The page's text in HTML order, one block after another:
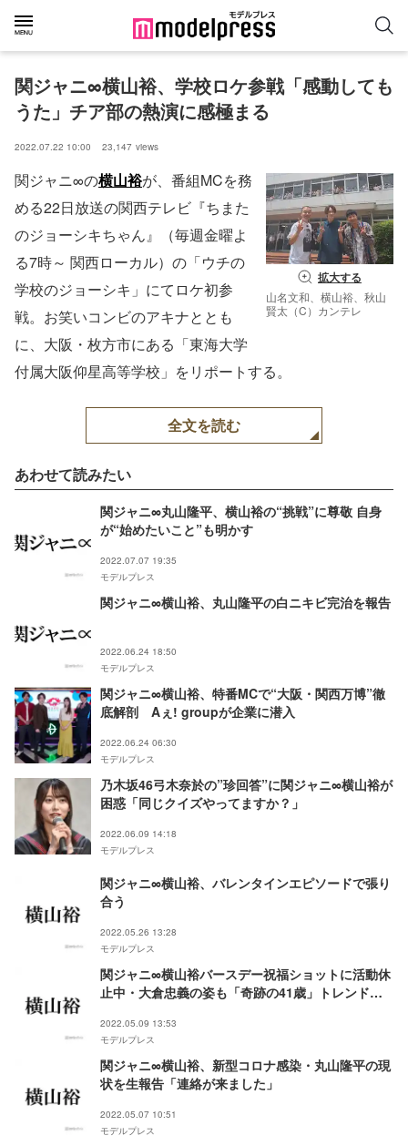
関ジャニ∞横山裕、学校ロケ参戦「感動しても
うた」チア部の熱演に感極まる
2022.07.22 10:00 23,147 views
拡大する
山名文和、横山裕、秋山
賢太（C）カンテレ
関ジャニ∞の横山裕が、番組MCを務
める22日放送の関西テレビ『ちまた
のジョーシキちゃん』（毎週金曜よ
る7時～ 関西ローカル）の「ウチの
学校のジョーシキ」にてロケ初参
戦。お笑いコンビのアキナととも
に、大阪・枚方市にある「東海大学
付属大阪仰星高等学校」をリポートする。
全文を読む
あわせて読みたい
関ジャニ∞丸山隆平、横山裕の“挑戦”に尊敬 自身
が“始めたいこと”も明かす
2022.07.07 19:35
モデルプレス
関ジャニ∞横山裕、丸山隆平の白ニキビ完治を報告
2022.06.24 18:50
モデルプレス
関ジャニ∞横山裕、特番MCで“大阪・関西万博”徹
底解剖 Aぇ! groupが企業に潜入
2022.06.24 06:30
モデルプレス
乃木坂46弓木奈於の”珍回答”に関ジャニ∞横山裕が
困惑「同じクイズやってますか？」
2022.06.09 14:18
モデルプレス
関ジャニ∞横山裕、バレンタインエピソードで張り
合う
2022.05.26 13:28
モデルプレス
関ジャニ∞横山裕バースデー祝福ショットに活動休
止中・大倉忠義の姿も「奇跡の41歳」トレンド入
2022.05.09 13:53
モデルプレス
関ジャニ∞横山裕、新型コロナ感染・丸山隆平の現
状を生報告「連絡が来ました」
2022.05.07 10:51
モデルプレス